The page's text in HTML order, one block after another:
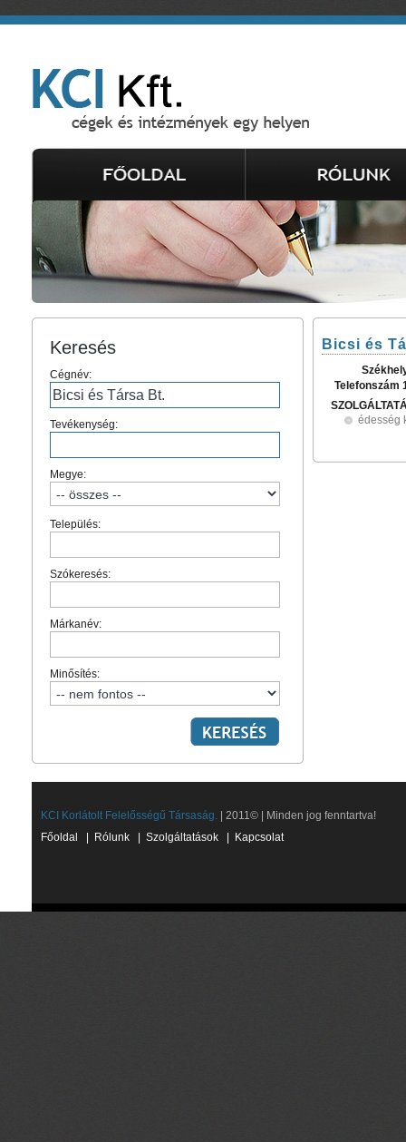
Keresés
Cégnév:
Tevékenység:
Megye:
Település:
Szókeresés:
Márkanév:
Minősítés:
Bicsi és
Telefonszám
édesség
KCI Korlátolt Felelősségű Társaság. | 2011© | Minden jog fenntartva!
Főoldal
Rólunk Szolgáltatások Kapcsolat